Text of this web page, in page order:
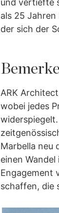
und vertiefte
als 25
der sich der
ARK
wobei jedes
Marbella neu
einen
Engagement
schaffen, die